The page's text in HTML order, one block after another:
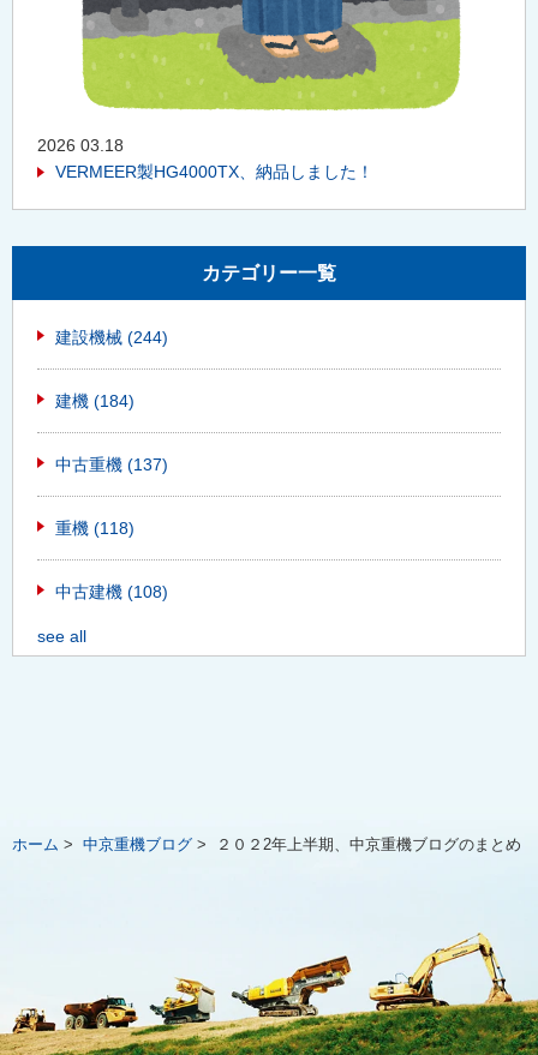
2026 03.18
VERMEER製HG4000TX、納品しました！
カテゴリー一覧
建設機械 (244)
建機 (184)
中古重機 (137)
重機 (118)
中古建機 (108)
see all
ホーム > 中京重機ブログ > ２０２2年上半期、中京重機ブログのまとめ